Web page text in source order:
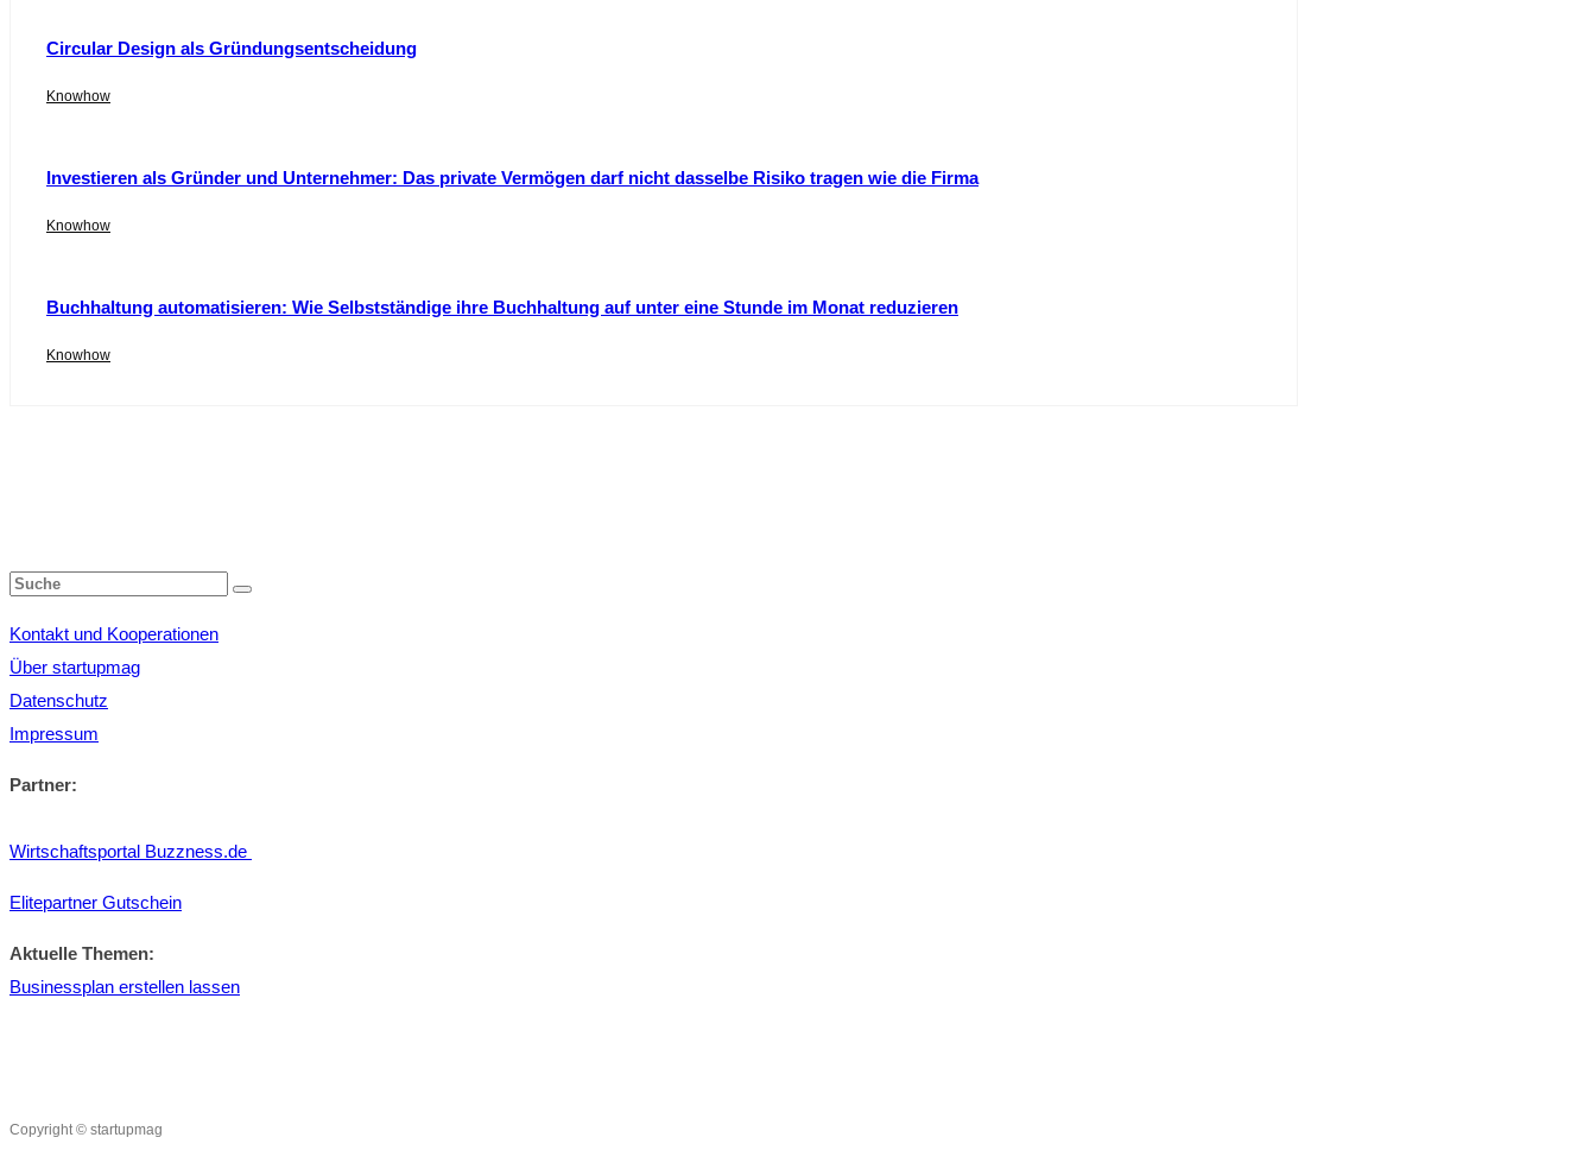
Circular Design als Gründungsentscheidung
Knowhow
Investieren als Gründer und Unternehmer: Das private Vermögen darf nicht dasselbe Risiko tragen wie die Firma
Knowhow
Buchhaltung automatisieren: Wie Selbstständige ihre Buchhaltung auf unter eine Stunde im Monat reduzieren
Knowhow
Kontakt und Kooperationen
Über startupmag
Datenschutz
Impressum
Partner:
Wirtschaftsportal Buzzness.de
Elitepartner Gutschein
Aktuelle Themen:
Businessplan erstellen lassen
Copyright © startupmag